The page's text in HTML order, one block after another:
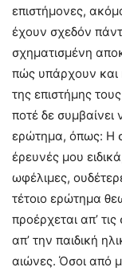
επιστήμονες,
έχουν σχεδόν
σχηματισμένη
πώς υπάρχουν και
της επιστήμης
ποτέ δε
ερώτημα, όπως: Η
έρευνές μου
ωφέλιμες,
τέτοιο ερώτημα
προέρχεται απ’
απ’ την παιδική
αιώνες. Όσοι από